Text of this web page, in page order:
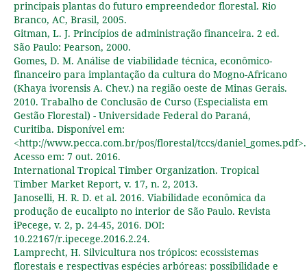
principais plantas do futuro empreendedor florestal. Rio
Branco, AC, Brasil, 2005.
Gitman, L. J. Princípios de administração financeira. 2 ed.
São Paulo: Pearson, 2000.
Gomes, D. M. Análise de viabilidade técnica, econômico-
financeiro para implantação da cultura do Mogno-Africano
(Khaya ivorensis A. Chev.) na região oeste de Minas Gerais.
2010. Trabalho de Conclusão de Curso (Especialista em
Gestão Florestal) - Universidade Federal do Paraná,
Curitiba. Disponível em:
<http://www.pecca.com.br/pos/florestal/tccs/daniel_gomes.pdf>.
Acesso em: 7 out. 2016.
International Tropical Timber Organization. Tropical
Timber Market Report, v. 17, n. 2, 2013.
Janoselli, H. R. D. et al. 2016. Viabilidade econômica da
produção de eucalipto no interior de São Paulo. Revista
iPecege, v. 2, p. 24-45, 2016. DOI:
10.22167/r.ipecege.2016.2.24.
Lamprecht, H. Silvicultura nos trópicos: ecossistemas
florestais e respectivas espécies arbóreas: possibilidade e